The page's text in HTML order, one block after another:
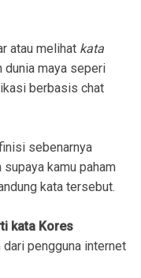
atau melihat kata
dunia maya seperi
berbasis chat
sebenarnya
kamu paham
kata tersebut.
kata Kores
pengguna internet